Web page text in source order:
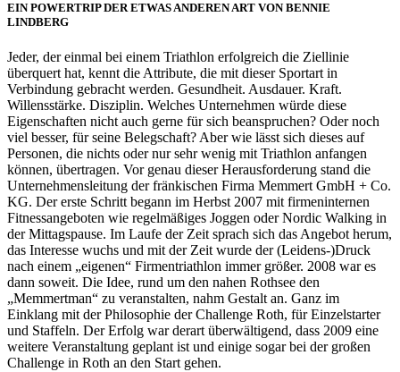
EIN POWERTRIP DER ETWAS ANDEREN ART VON BENNIE
LINDBERG
Jeder, der einmal bei einem Triathlon erfolgreich die Ziellinie
überquert hat, kennt die Attribute, die mit dieser Sportart in
Verbindung gebracht werden. Gesundheit. Ausdauer. Kraft.
Willensstärke. Disziplin. Welches Unternehmen würde diese
Eigenschaften nicht auch gerne für sich beanspruchen? Oder noch
viel besser, für seine Belegschaft? Aber wie lässt sich dieses auf
Personen, die nichts oder nur sehr wenig mit Triathlon anfangen
können, übertragen. Vor genau dieser Herausforderung stand die
Unternehmensleitung der fränkischen Firma Memmert GmbH + Co.
KG. Der erste Schritt begann im Herbst 2007 mit firmeninternen
Fitnessangeboten wie regelmäßiges Joggen oder Nordic Walking in
der Mittagspause. Im Laufe der Zeit sprach sich das Angebot herum,
das Interesse wuchs und mit der Zeit wurde der (Leidens-)Druck
nach einem „eigenen“ Firmentriathlon immer größer. 2008 war es
dann soweit. Die Idee, rund um den nahen Rothsee den
„Memmertman“ zu veranstalten, nahm Gestalt an. Ganz im
Einklang mit der Philosophie der Challenge Roth, für Einzelstarter
und Staffeln. Der Erfolg war derart überwältigend, dass 2009 eine
weitere Veranstaltung geplant ist und einige sogar bei der großen
Challenge in Roth an den Start gehen.